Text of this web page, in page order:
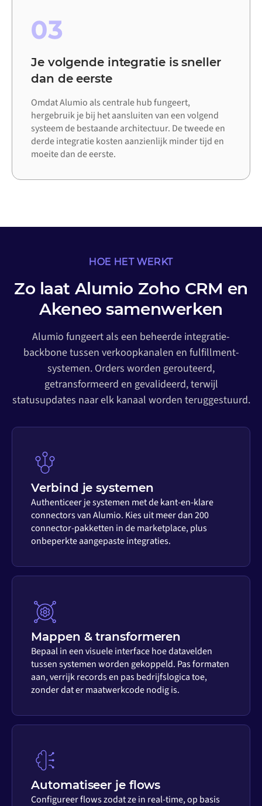
03
Je volgende integratie is sneller
dan de eerste
Omdat Alumio als centrale hub fungeert,
hergebruik je bij het aansluiten van een volgend
systeem de bestaande architectuur. De tweede en
derde integratie kosten aanzienlijk minder tijd en
moeite dan de eerste.
HOE HET WERKT
Zo laat Alumio Zoho CRM en
Akeneo samenwerken
Alumio fungeert als een beheerde integratie-
backbone tussen verkoopkanalen en fulfillment-
systemen. Orders worden gerouteerd,
getransformeerd en gevalideerd, terwijl
statusupdates naar elk kanaal worden teruggestuurd.
Verbind je systemen
Authenticeer je systemen met de kant-en-klare
connectors van Alumio. Kies uit meer dan 200
connector-pakketten in de marketplace, plus
onbeperkte aangepaste integraties.
Mappen & transformeren
Bepaal in een visuele interface hoe datavelden
tussen systemen worden gekoppeld. Pas formaten
aan, verrijk records en pas bedrijfslogica toe,
zonder dat er maatwerkcode nodig is.
Automatiseer je flows
Configureer flows zodat ze in real-time, op basis